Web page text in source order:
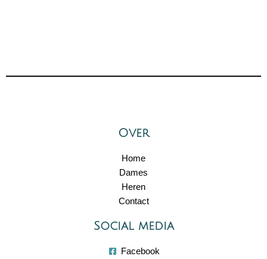
Over
Home
Dames
Heren
Contact
Social media
Facebook